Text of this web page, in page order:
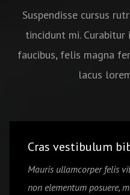
Suspendisse cursus
tincidunt mi.
faucibus, felis magna
lacus
Cras vestibulum
Mauris ullamcorper felis
non elementum posuere,